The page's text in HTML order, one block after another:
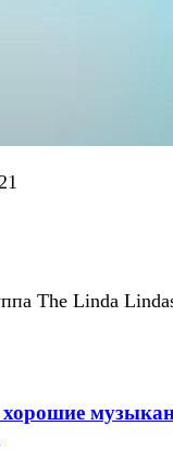
The Linda
хорошие